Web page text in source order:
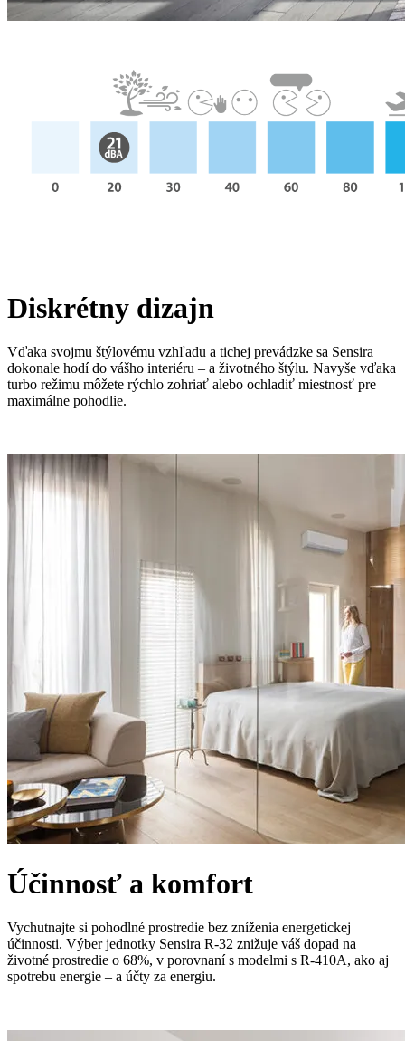
Diskrétny dizajn
Vďaka svojmu štýlovému vzhľadu a tichej prevádzke sa Sensira
dokonale hodí do vášho interiéru – a životného štýlu. Navyše vďaka
turbo režimu môžete rýchlo zohriať alebo ochladiť miestnosť pre
maximálne pohodlie.
Účinnosť a komfort
Vychutnajte si pohodlné prostredie bez zníženia energetickej
účinnosti. Výber jednotky Sensira R-32 znižuje váš dopad na
životné prostredie o 68%, v porovnaní s modelmi s R-410A, ako aj
spotrebu energie – a účty za energiu.